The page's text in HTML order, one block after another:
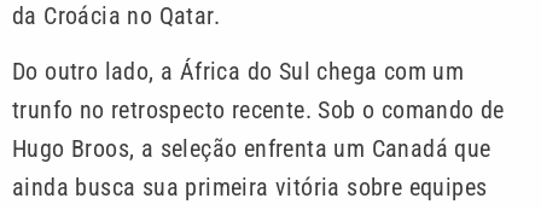
da Croácia no Qatar.
Do outro lado, a África do Sul chega com um
trunfo no retrospecto recente. Sob o comando de
Hugo Broos, a seleção enfrenta um Canadá que
ainda busca sua primeira vitória sobre equipes